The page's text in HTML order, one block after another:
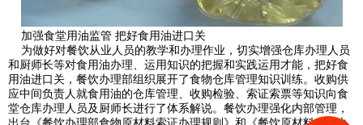
加强食堂用油监管 把好食用油进口关
为做好对餐饮从业人员的教学和办理作业，切实增强仓库办理人员
和厨师长等对食用油办理、运用知识的把握和实践运用才能，把好食
用油进口关，餐饮办理部组织展开了食物仓库管理知识训练。收购供
应中间负责人就食用油的仓库管理、收购检验、索证索票等知识向食
堂仓库办理人员及厨师长进行了体系解说。餐饮办理强化内部管理，
出台《餐饮办理部食物原材料索证办理规则》和《餐饮原材料仓库办